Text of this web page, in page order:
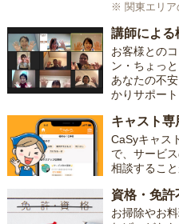
※ 関東エリア
講師による
お客様との
ン・ちょっ
あなたの不
かりサポート
キャスト専
CaSyキャス
で、サービ
相談すること
資格・免許
お掃除やお